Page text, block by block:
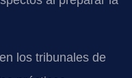
los tribunales de